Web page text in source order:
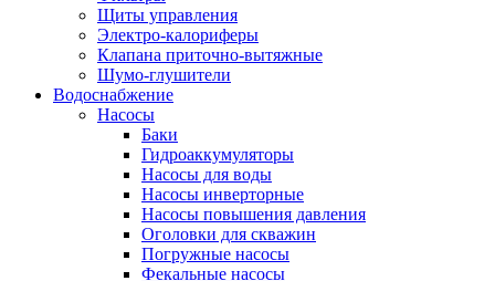
Щиты управления
Электро-калориферы
Клапана приточно-вытяжные
Шумо-глушители
Водоснабжение
Насосы
Баки
Гидроаккумуляторы
Насосы для воды
Насосы инверторные
Насосы повышения давления
Оголовки для скважин
Погружные насосы
Фекальные насосы